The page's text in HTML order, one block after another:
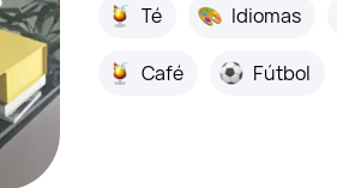
Té Idiomas
Café Fútbol